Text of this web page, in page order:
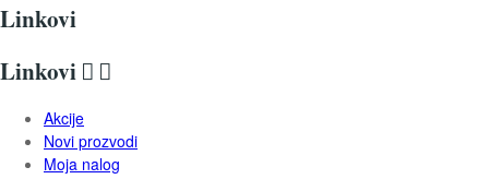
Linkovi
Linkovi  
Akcije
Novi prozvodi
Moja nalog